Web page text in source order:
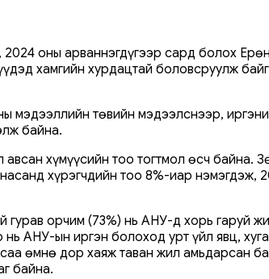
оны арваннэгдүгээр сард болох
хамгийн хурдацтай боловсруулж
мэдээллийн төвийн мэдээлснээр,
байна.
хүмүүсийн тоо тогтмол өсч
хүрэгчдийн тоо 8%-иар нэмэгдэж,
гурав орчим (73%) нь АНУ-д хорь гаруй
АНУ-ын иргэн болоход урт үйл явц,
өмнө дор хаяж таван жил
байна.